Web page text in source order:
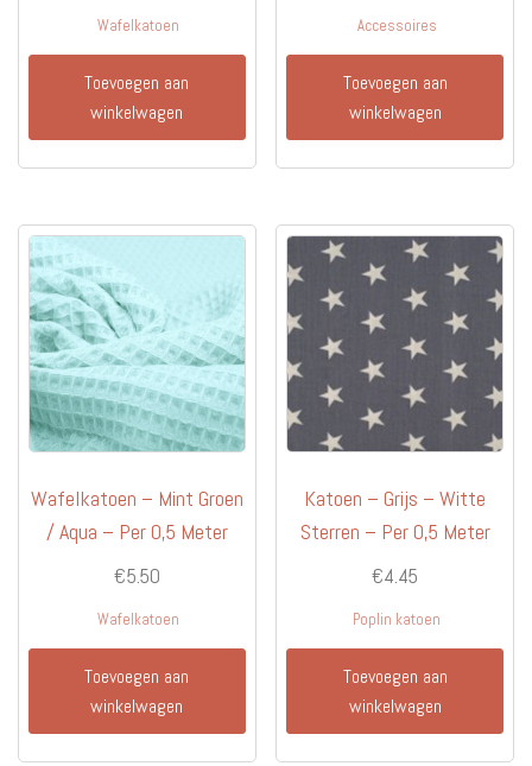
Wafelkatoen
Toevoegen aan
winkelwagen
Accessoires
Toevoegen aan
winkelwagen
Wafelkatoen – Mint Groen
/ Aqua – Per 0,5 Meter
€5.50
Wafelkatoen
Toevoegen aan
winkelwagen
Katoen – Grijs – Witte
Sterren – Per 0,5 Meter
€4.45
Poplin katoen
Toevoegen aan
winkelwagen